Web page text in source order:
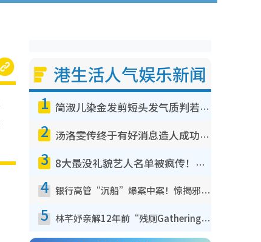
港生活人气娱乐新闻
1 简淑儿染金发剪短头发气质判若两人！吓坏老公麦大力都认不出：“你做什么？”
2 汤洛雯传终于有好消息造人成功！两大细节曝孕味极浓引猜测：大肚婆先会咁！
3 8大最没礼貌艺人名单被疯传！网友揭发明星真面目，一致数落这一位是无品天花板？
4 银行高管“沉船”爆案中案！惊揭邪教洗脑操控卖淫被吞600万，幕后黑手讲多错多
5 林芊妤亲解12年前“残厕Gathering”真相！高层解约一句话重创尊严，至今拒返TVB